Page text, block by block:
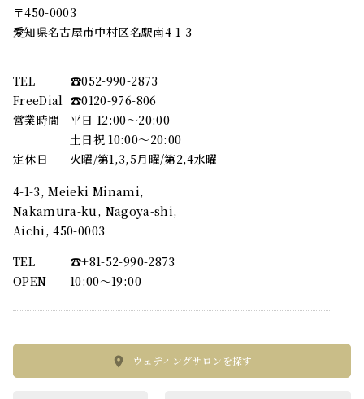
〒450-0003
愛知県名古屋市中村区名駅南4-1-3
TEL
☎︎052-990-2873
FreeDial ☎︎0120-976-806
営業時間
平日 12:00～20:00
土日祝 10:00～20:00
定休日
火曜/第1,3,5月曜/第2,4水曜
4-1-3, Meieki Minami,
Nakamura-ku, Nagoya-shi,
Aichi, 450-0003
TEL
☎︎+81-52-990-2873
OPEN
10:00〜19:00
ウェディングサロンを探す